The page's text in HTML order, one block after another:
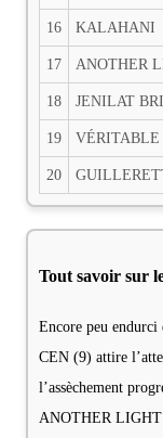
16 KALAHANI
17 ANOTHER
18 JENILAT
19 VÉRITABLE
20
Tout savoir sur
Encore peu endurci
CEN (9) attire
l’assèchement
ANOTHER LIGHT